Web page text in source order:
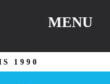
MENU
1990